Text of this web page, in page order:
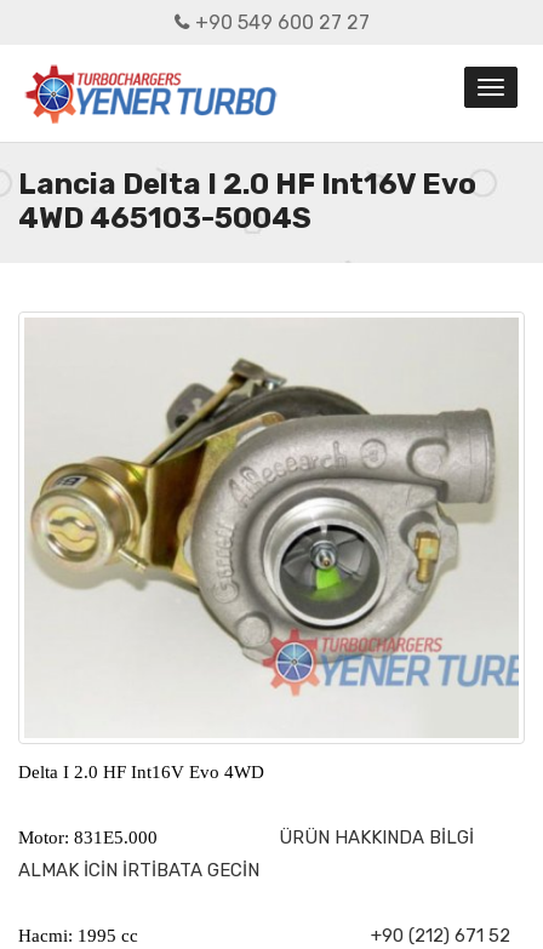
+90 549 600 27 27
Lancia Delta I 2.0 HF Int16V Evo
4WD 465103-5004S
Delta I 2.0 HF Int16V Evo 4WD
Motor: 831E5.000 ÜRÜN HAKKINDA BİLGİ
ALMAK İCİN İRTİBATA GECİN
Hacmi: 1995 cc +90 (212) 671 52